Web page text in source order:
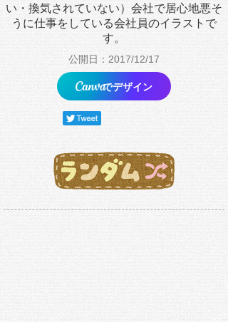
い・換気されていない）会社で居心地悪そ
うに仕事をしている会社員のイラストで
す。
公開日：2017/12/17
でデザイン